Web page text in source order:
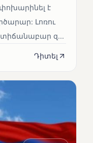
է
Լոռու
զ...
Դիտել